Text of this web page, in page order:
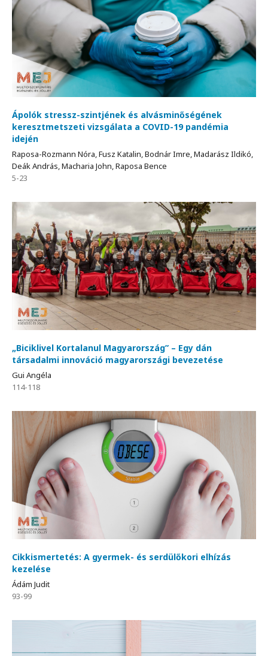
Ápolók stressz-szintjének és alvásminőségének
keresztmetszeti vizsgálata a COVID-19 pandémia
idején
Raposa-Rozmann Nóra, Fusz Katalin, Bodnár Imre, Madarász Ildikó,
Deák András, Macharia John, Raposa Bence
5-23
„Biciklivel Kortalanul Magyarország” – Egy dán
társadalmi innováció magyarországi bevezetése
Gui Angéla
114-118
Cikkismertetés: A gyermek- és serdülőkori elhízás
kezelése
Ádám Judit
93-99